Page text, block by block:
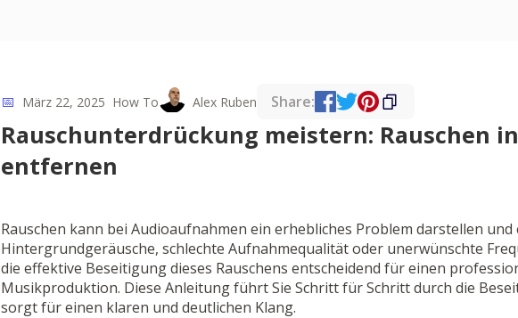
📅 März 22, 2025 How To Alex Ruben Share:
Rauschunterdrückung meistern: Rauschen
entfernen
Rauschen kann bei Audioaufnahmen ein erhebliches Problem darstellen
Hintergrundgeräusche, schlechte Aufnahmequalität oder unerwünschte
die effektive Beseitigung dieses Rauschens entscheidend für einen
Musikproduktion. Diese Anleitung führt Sie Schritt für Schritt durch die
sorgt für einen klaren und deutlichen Klang.